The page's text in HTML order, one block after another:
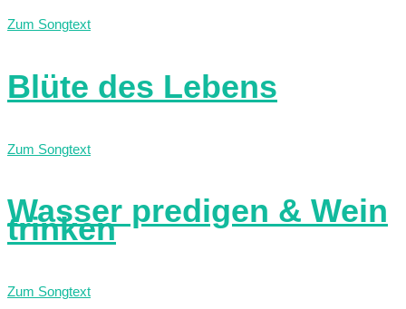
Zum Songtext
Blüte des Lebens
Zum Songtext
Wasser predigen & Wein
trinken
Zum Songtext